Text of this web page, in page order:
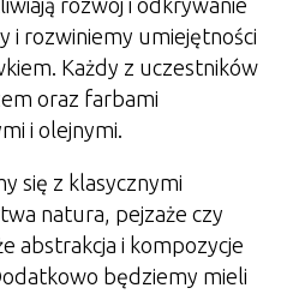
rozwój i odkrywanie
i rozwiniemy umiejętności
Każdy z uczestników
oraz farbami
i olejnymi.
się z klasycznymi
natura, pejzaże czy
abstrakcja i kompozycje
będziemy mieli